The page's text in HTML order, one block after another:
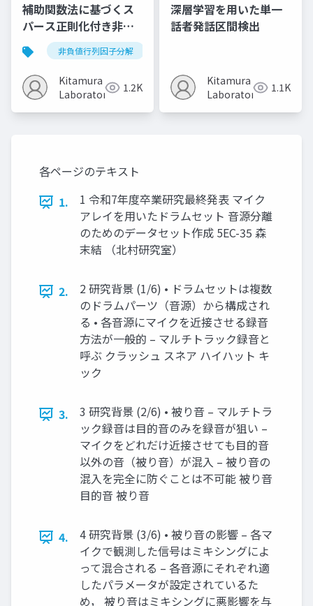
補助関数法に基づくス
パース正則化付き非負
値行列因子分解と行列
補完への応用
非負値行列因子分解
Kitamura
Laboratory
1.2K
深層学習を用いた単一
話者発話区間検出
Kitamura
Laboratory
1.1K
各ページのテキスト
1.
1 令和7年度卒業研究最終発表 マイク
アレイを用いたドラムセット 音源分離
のためのデータセット作成 5EC-35 森
末結 （北村研究室）
2.
2 研究背景 (1/6) • ドラムセットは複数
のドラムパーツ（音源）から構成され
る • 各音源にマイクを近接させる録音
方法が一般的 – マルチトラック録音と
呼ぶ クラッシュ スネア ハイハット キ
ック
3.
3 研究背景 (2/6) • 被り音 – マルチトラ
ック録音は目的音のみを録音が狙い –
マイクをどれだけ近接させても目的音
以外の音（被り音）が混入 – 被り音の
混入を完全に防ぐことは不可能 被り音
目的音 被り音
4.
4 研究背景 (3/6) • 被り音の影響 – 各マ
イクで観測した信号はミキシングによ
って混合される – 各音源にそれぞれ適
したパラメータが設定されているた
め， 被り音はミキシングに悪影響を与